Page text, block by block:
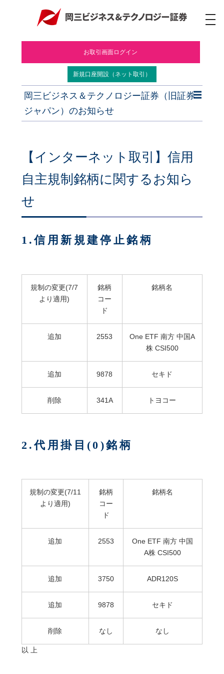
ナ
ビ
【インターネット取引】信用
自主規制銘柄に関するお知ら
せ
1.信用新規建停止銘柄
規制の変更(7/7
より適用)
銘柄
コー
ド
銘柄名
追加 2553
One ETF 南方 中国A
株 CSI500
追加 9878 セキド
削除 341A トヨコー
2.代用掛目(0)銘柄
規制の変更(7/11
より適用)
銘柄
コー
ド
銘柄名
追加 2553
One ETF 南方 中国
A株 CSI500
追加 3750 ADR120S
追加 9878 セキド
削除 なし なし
以 上
お取引画面ログイン
新規口座開設（ネット取引）
岡三ビジネス＆テクノロジー証券（旧証券
ジャパン）のお知らせ